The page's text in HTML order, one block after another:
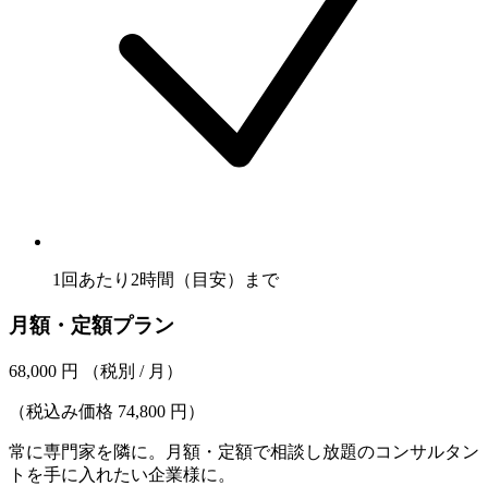
1回あたり2時間（目安）まで
月額・定額プラン
68,000 円 （税別 / 月）
（税込み価格 74,800 円）
常に専門家を隣に。月額・定額で相談し放題のコンサルタン
トを手に入れたい企業様に。